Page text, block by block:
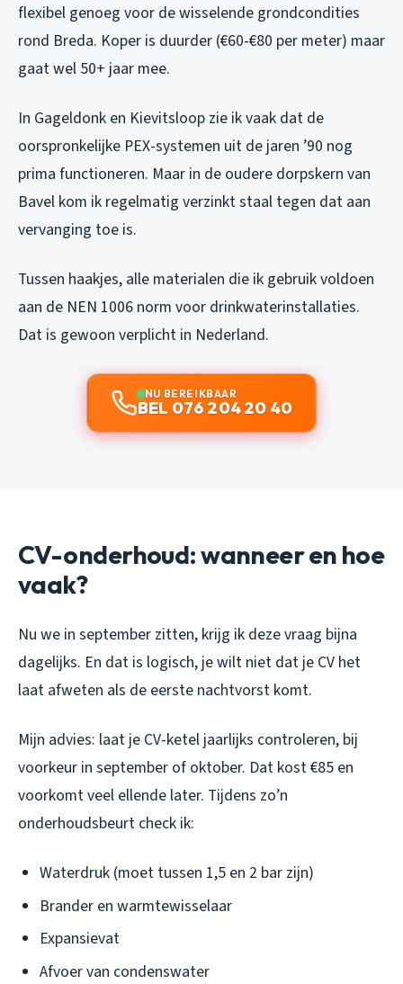
flexibel genoeg voor de wisselende grondcondities
rond Breda. Koper is duurder (€60-€80 per meter) maar
gaat wel 50+ jaar mee.
In Gageldonk en Kievitsloop zie ik vaak dat de
oorspronkelijke PEX-systemen uit de jaren ’90 nog
prima functioneren. Maar in de oudere dorpskern van
Bavel kom ik regelmatig verzinkt staal tegen dat aan
vervanging toe is.
Tussen haakjes, alle materialen die ik gebruik voldoen
aan de NEN 1006 norm voor drinkwaterinstallaties.
Dat is gewoon verplicht in Nederland.
NU BEREIKBAAR
BEL 076 204 20 40
CV-onderhoud: wanneer en hoe
vaak?
Nu we in september zitten, krijg ik deze vraag bijna
dagelijks. En dat is logisch, je wilt niet dat je CV het
laat afweten als de eerste nachtvorst komt.
Mijn advies: laat je CV-ketel jaarlijks controleren, bij
voorkeur in september of oktober. Dat kost €85 en
voorkomt veel ellende later. Tijdens zo’n
onderhoudsbeurt check ik:
Waterdruk (moet tussen 1,5 en 2 bar zijn)
Brander en warmtewisselaar
Expansievat
Afvoer van condenswater